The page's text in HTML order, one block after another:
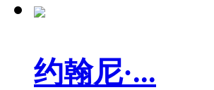
约翰尼·...